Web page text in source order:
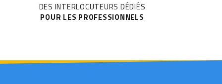
DES INTERLOCUTEURS DÉDIÉS
POUR LES PROFESSIONNELS